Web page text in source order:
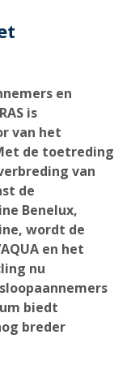
en
is
van het
de toetreding
van
de
Benelux,
wordt de
en het
nu
biedt
breder